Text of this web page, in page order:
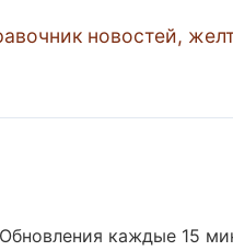
новостей,
каждые 15